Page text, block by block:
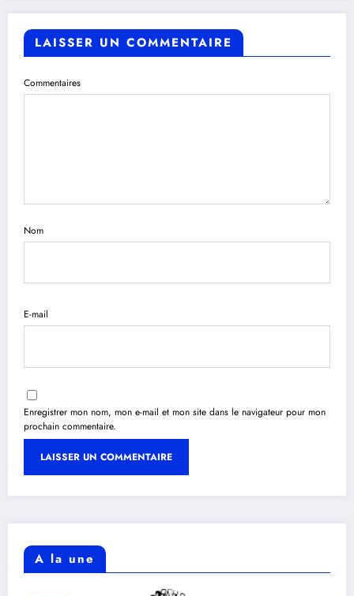
LAISSER UN COMMENTAIRE
Commentaires
Nom
E-mail
Enregistrer mon nom, mon e-mail et mon site dans le navigateur pour mon
prochain commentaire.
A la une